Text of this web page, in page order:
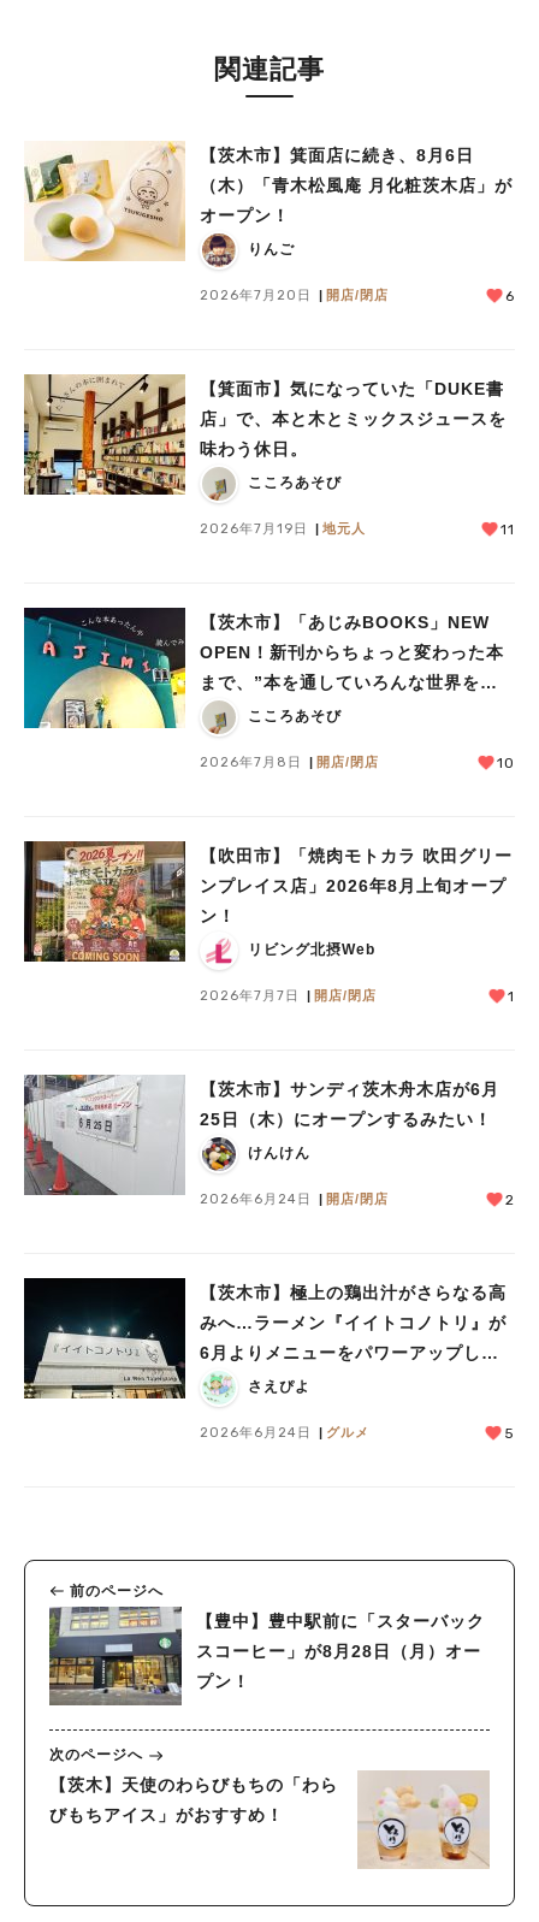
関連記事
【茨木市】箕面店に続き、8月6日
（木）「青木松風庵 月化粧茨木店」が
オープン！
りんご
2026年7月20日 開店/閉店 6
【箕面市】気になっていた「DUKE書
店」で、本と木とミックスジュースを
味わう休日。
こころあそび
2026年7月19日 地元人 11
【茨木市】「あじみBOOKS」NEW
OPEN！新刊からちょっと変わった本
まで、”本を通していろんな世界をあ
じみする” 本屋さん
こころあそび
2026年7月8日 開店/閉店 10
【吹田市】「焼肉モトカラ 吹田グリー
ンプレイス店」2026年8月上旬オープ
ン！
リビング北摂Web
2026年7月7日 開店/閉店 1
【茨木市】サンディ茨木舟木店が6月
25日（木）にオープンするみたい！
けんけん
2026年6月24日 開店/閉店 2
【茨木市】極上の鶏出汁がさらなる高
みへ…ラーメン『イイトコノトリ』が
6月よりメニューをパワーアップして
います！さえぴよ
2026年6月24日 グルメ 5
前のページへ
【豊中】豊中駅前に「スターバック
スコーヒー」が8月28日（月）オー
プン！
次のページへ
【茨木】天使のわらびもちの「わら
びもちアイス」がおすすめ！
人気のキーワード
#今週どこいく？ #自然とふれあう #ランチ#カフェ
#まとめ
#教えたい／教えて投稿記事 #大阪学院大 商品開発プロジェクト